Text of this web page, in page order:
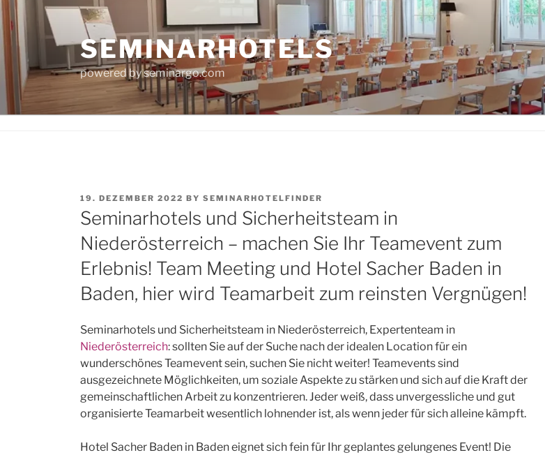
Skip
to
content
SEMINARHOTELS
powered by seminargo.com
POSTED
ON
19. DEZEMBER 2022 BYSEMINARHOTELFINDER
Seminarhotels und Sicherheitsteam in
Niederösterreich – machen Sie Ihr Teamevent zum
Erlebnis! Team Meeting und Hotel Sacher Baden in
Baden, hier wird Teamarbeit zum reinsten Vergnügen!
Seminarhotels und Sicherheitsteam in Niederösterreich, Expertenteam in
Niederösterreich: sollten Sie auf der Suche nach der idealen Location für ein
wunderschönes Teamevent sein, suchen Sie nicht weiter! Teamevents sind
ausgezeichnete Möglichkeiten, um soziale Aspekte zu stärken und sich auf die Kraft der
gemeinschaftlichen Arbeit zu konzentrieren. Jeder weiß, dass unvergessliche und gut
organisierte Teamarbeit wesentlich lohnender ist, als wenn jeder für sich alleine kämpft.
Hotel Sacher Baden in Baden eignet sich fein für Ihr geplantes gelungenes Event! Die